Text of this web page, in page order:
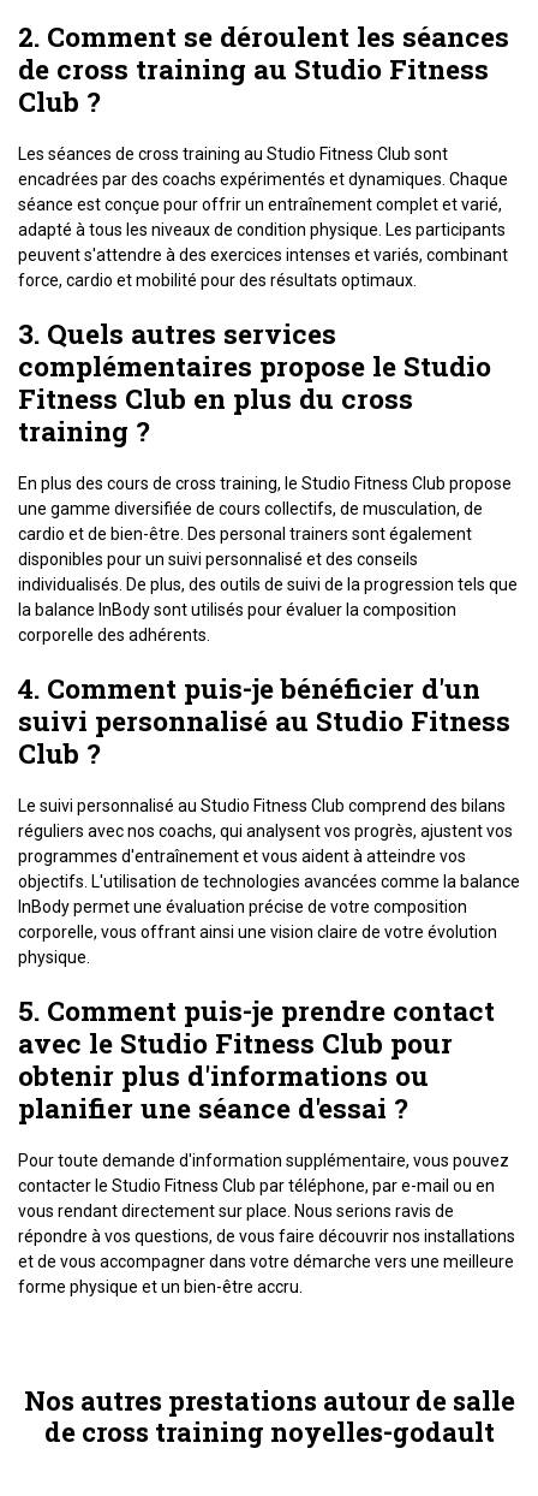
2. Comment se déroulent les séances
de cross training au Studio Fitness
Club ?
Les séances de cross training au Studio Fitness Club sont
encadrées par des coachs expérimentés et dynamiques. Chaque
séance est conçue pour offrir un entraînement complet et varié,
adapté à tous les niveaux de condition physique. Les participants
peuvent s'attendre à des exercices intenses et variés, combinant
force, cardio et mobilité pour des résultats optimaux.
3. Quels autres services
complémentaires propose le Studio
Fitness Club en plus du cross
training ?
En plus des cours de cross training, le Studio Fitness Club propose
une gamme diversifiée de cours collectifs, de musculation, de
cardio et de bien-être. Des personal trainers sont également
disponibles pour un suivi personnalisé et des conseils
individualisés. De plus, des outils de suivi de la progression tels que
la balance InBody sont utilisés pour évaluer la composition
corporelle des adhérents.
4. Comment puis-je bénéficier d'un
suivi personnalisé au Studio Fitness
Club ?
Le suivi personnalisé au Studio Fitness Club comprend des bilans
réguliers avec nos coachs, qui analysent vos progrès, ajustent vos
programmes d'entraînement et vous aident à atteindre vos
objectifs. L'utilisation de technologies avancées comme la balance
InBody permet une évaluation précise de votre composition
corporelle, vous offrant ainsi une vision claire de votre évolution
physique.
5. Comment puis-je prendre contact
avec le Studio Fitness Club pour
obtenir plus d'informations ou
planifier une séance d'essai ?
Pour toute demande d'information supplémentaire, vous pouvez
contacter le Studio Fitness Club par téléphone, par e-mail ou en
vous rendant directement sur place. Nous serions ravis de
répondre à vos questions, de vous faire découvrir nos installations
et de vous accompagner dans votre démarche vers une meilleure
forme physique et un bien-être accru.
Nos autres prestations autour de salle
de cross training noyelles-godault